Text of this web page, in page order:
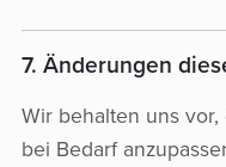
7. Änderungen
Wir behalten uns
bei Bedarf